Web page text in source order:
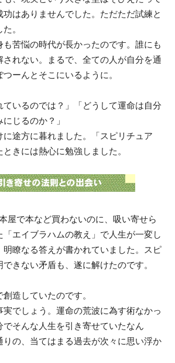
はありませんでした。ただただ試練と
。
苦悩の時代が長かったのです。誰にも
れない。まるで、全ての人が自分を通
ーんとそこにいるように。
ているのでは？」「どうして運命は自分
じるのか？」
途方に暮れました。「スピリチュア
きには熱心に勉強しました。
屋で本など買わないのに、吸い寄せら
エイブラハムの教え」で人生が一変し
明瞭なる答えが書かれていました。スピ
きない矛盾も、遂に解けたのです。
造していたのです。
でしょう。運命の荒波に為す術なかっ
でそんな人生を引き寄せていたなん
の、当てはまる過去が次々に思い浮か